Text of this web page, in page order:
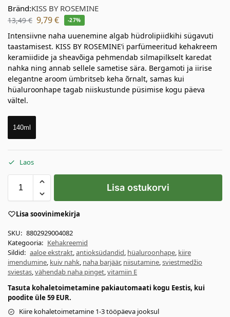
Bränd:KISS BY ROSEMINE
13,49€ 9,79€ -27%
Intensiivne naha uuenemine algab hüdrolipiidkihi sügavuti
taastamisest. KISS BY ROSEMINE’i parfümeeritud kehakreem
keramiidide ja sheavõiga pehmendab silmapilkselt karedat
nahka ning annab sellele sametise sära. Bergamoti ja iirise
elegantne aroom ümbritseb keha õrnalt, samas kui
hüaluroonhape tagab niiskustunde püsimise kogu päeva
vältel.
140ml
Laos
Lisa ostukorvi
Lisa soovinimekirja
SKU: 8802929004082
Kategooria: Kehakreemid
Sildid: aaloe ekstrakt,antioksüdandid, hüaluroonhape, kiire
imendumine, kuiv nahk, naha barjäär, niisutamine,sviestmedžio
sviestas,vähendab naha pinget,vitamiin E
Tasuta kohaletoimetamine pakiautomaati kogu Eestis, kui
poodite üle 59 EUR.
Kiire kohaletoimetamine 1-3 tööpäeva jooksul